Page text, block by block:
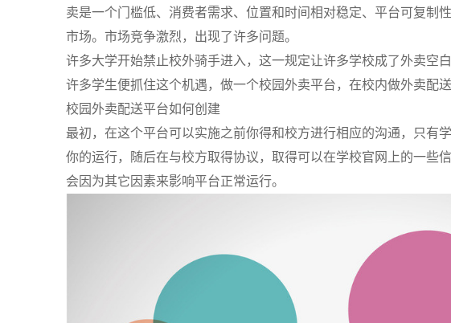
卖是一个门槛低、消费者需求、位置和时间相对稳定、平台可复制
市场。市场竞争激烈，出现了许多问题。
许多大学开始禁止校外骑手进入，这一规定让许多学校成了外卖空
许多学生便抓住这个机遇，做一个校园外卖平台，在校内做外卖配送
校园外卖配送平台如何创建
最初，在这个平台可以实施之前你得和校方进行相应的沟通，只有
你的运行，随后在与校方取得协议，取得可以在学校官网上的一些
会因为其它因素来影响平台正常运行。